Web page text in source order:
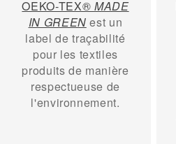
OEKO-TEX® MADE
IN GREEN est un
label de traçabilité
pour les textiles
produits de manière
respectueuse de
l'environnement.